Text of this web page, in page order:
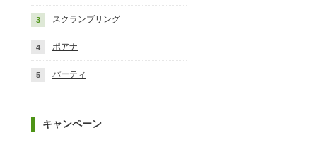
スクランブリング
ポアナ
パーティ
キャンペーン